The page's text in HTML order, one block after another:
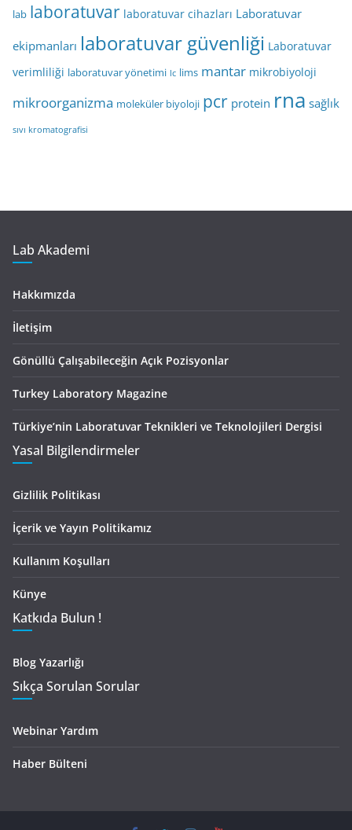
lab laboratuvar laboratuvar cihazları Laboratuvar
ekipmanları laboratuvar güvenliği Laboratuvar
verimliliği laboratuvar yönetimi lc lims mantar mikrobiyoloji
mikroorganizma moleküler biyoloji pcr protein rna sağlık
sıvı kromatografisi
Lab Akademi
Hakkımızda
İletişim
Gönüllü Çalışabileceğin Açık Pozisyonlar
Turkey Laboratory Magazine
Türkiye’nin Laboratuvar Teknikleri ve Teknolojileri Dergisi
Yasal Bilgilendirmeler
Gizlilik Politikası
İçerik ve Yayın Politikamız
Kullanım Koşulları
Künye
Katkıda Bulun !
Blog Yazarlığı
Sıkça Sorulan Sorular
Webinar Yardım
Haber Bülteni